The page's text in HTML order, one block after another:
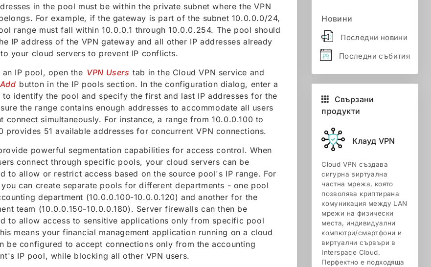
in the pool must be within the private subnet where the VPN
For example, if the gateway is part of the subnet 10.0.0.0/24,
range must fall within 10.0.0.1 through 10.0.0.254. The pool should
IP address of the VPN gateway and all other IP addresses already
your cloud servers to prevent IP conflicts.
an IP pool, open the VPN Users tab in the Cloud VPN service and
Add button in the IP pools section. In the configuration dialog, enter a
to identify the pool and specify the first and last IP addresses for the
the range contains enough addresses to accommodate all users
connect simultaneously. For instance, a range from 10.0.0.100 to
provides 51 available addresses for concurrent VPN connections.
powerful segmentation capabilities for access control. When
connect through specific pools, your cloud servers can be
to allow or restrict access based on the source pool's IP range. For
can create separate pools for different departments - one pool
department (10.0.0.100-10.0.0.120) and another for the
team (10.0.0.150-10.0.0.180). Server firewalls can then be
to allow access to sensitive applications only from specific pool
means your financial management application running on a cloud
be configured to accept connections only from the accounting
IP pool, while blocking all other VPN users.
Новини
Последни новини
Последни събития
Свързани
продукти
Клауд VPN
Cloud VPN създава
сигурна виртуална
частна мрежа, която
позволява криптирана
комуникация между LAN
мрежи на физически
места, индивидуални
компютри/смартфони и
виртуални сървъри в
Interspace Cloud.
Перфектно е подходяща